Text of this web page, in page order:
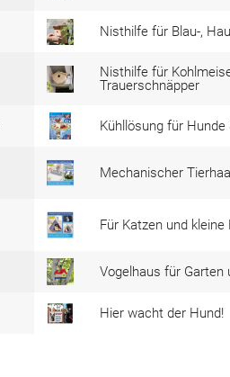
Nisthilfe für Blau-,
Nisthilfe für
Trauerschnäpper
Kühllösung für Hunde
Mechanischer
Für Katzen und kleine
Vogelhaus für Garten
Hier wacht der Hund!